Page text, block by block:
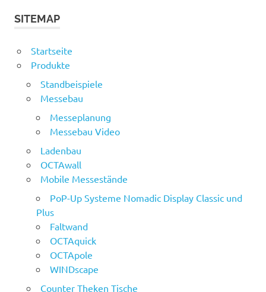
SITEMAP
Startseite
Produkte
Standbeispiele
Messebau
Messeplanung
Messebau Video
Ladenbau
OCTAwall
Mobile Messestände
PoP-Up Systeme Nomadic Display Classic und
Plus
Faltwand
OCTAquick
OCTApole
WINDscape
Counter Theken Tische